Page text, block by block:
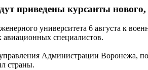
приведены курсанты нового,
университета 6 августа к
авиационных специалистов.
Администрации Воронежа,
страны.